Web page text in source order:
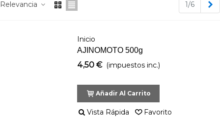
Relevancia
1/6
Inicio
AJINOMOTO 500g
4,50 € (impuestos inc.)
Añadir Al Carrito
Vista Rápida
Favorito